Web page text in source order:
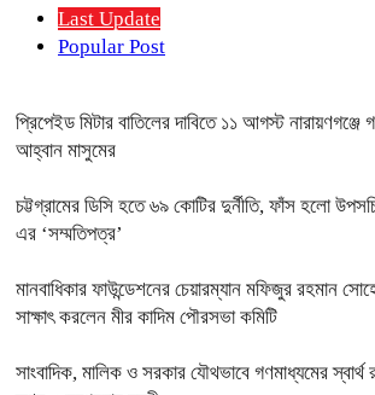
Last Update
Popular Post
প্রিপেইড মিটার বাতিলের দাবিতে ১১ আগস্ট
আহ্বান মাসুমের
চট্টগ্রামের ডিসি হতে ৬৯ কোটির দুর্নীতি, ফাঁস হলো
এর ‘সম্মতিপত্র’
মানবাধিকার ফাউন্ডেশনের চেয়ারম্যান মফিজুর রহমান
সাক্ষাৎ করলেন মীর কাদিম পৌরসভা কমিটি
সাংবাদিক, মালিক ও সরকার যৌথভাবে গণমাধ্যমের